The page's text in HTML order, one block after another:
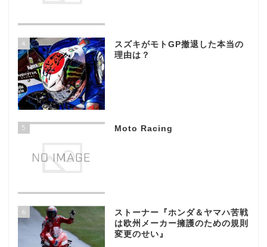
4
スズキがモトGP撤退した本当の
理由は？
5 Moto Racing
6
ストーナー『ホンダ＆ヤマハ苦戦
は欧州メーカー擁護のための規則
変更のせい』